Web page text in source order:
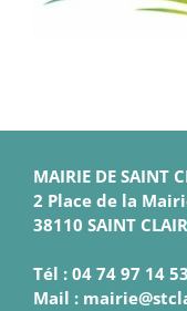
MAIRIE DE SAINT
2 Place de la
38110 SAINT
Tél : 04 74 97 14 53
Mail :